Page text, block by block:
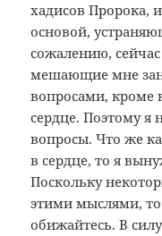
хадисов Пророка,
основой,
сожалению,
мешающие мне
вопросами,
сердце. Поэтому я
вопросы. Что же
в сердце, то я
Поскольку
этими мыслями, то
обижайтесь. В